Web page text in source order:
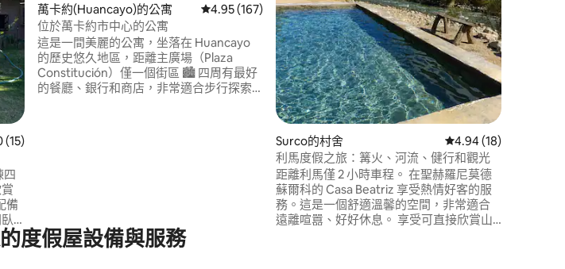
則評價中獲得 5.0 的平均評分（滿分 5 分）
(15)
四
萬卡約(Huancayo)的公寓 從 167 則評價中獲得 4.95 的平均評分（滿分 5 分）
4.95 (167)
位於萬卡約市中心的公寓
這是一間美麗的公寓，坐落在 Huancayo
的歷史悠久地區，距離主廣場（Plaza
Constitución）僅一個街區 🏙️ 四周有最好
的餐廳、銀行和商店，非常適合步行探索
Surco的村舍 從 18 則評價中獲得
4.94 (18)
利馬度假之旅：篝火、河流、健行和觀光
距離利馬僅 2 小時車程。 在聖赫羅尼莫德
蘇爾科的 Casa Beatriz 享受熱情好客的服
務。這是一個舒適溫馨的空間，非常適合
遠離喧囂、好好休息。 享受可直接欣賞山
度假屋設備與服務